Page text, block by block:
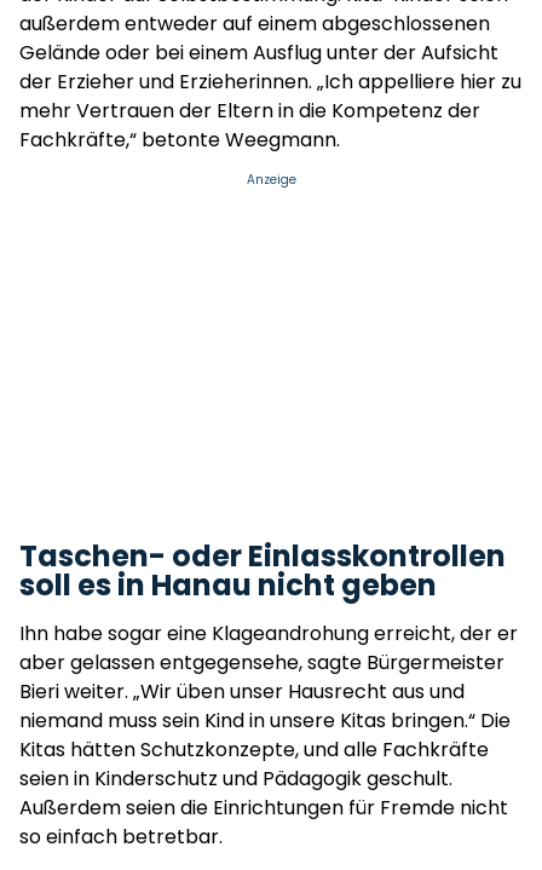
außerdem entweder auf einem abgeschlossenen
Gelände oder bei einem Ausflug unter der Aufsicht
der Erzieher und Erzieherinnen. „Ich appelliere hier zu
mehr Vertrauen der Eltern in die Kompetenz der
Fachkräfte,“ betonte Weegmann.
Anzeige
Taschen- oder Einlasskontrollen
soll es in Hanau nicht geben
Ihn habe sogar eine Klageandrohung erreicht, der er
aber gelassen entgegensehe, sagte Bürgermeister
Bieri weiter. „Wir üben unser Hausrecht aus und
niemand muss sein Kind in unsere Kitas bringen.“ Die
Kitas hätten Schutzkonzepte, und alle Fachkräfte
seien in Kinderschutz und Pädagogik geschult.
Außerdem seien die Einrichtungen für Fremde nicht
so einfach betretbar.